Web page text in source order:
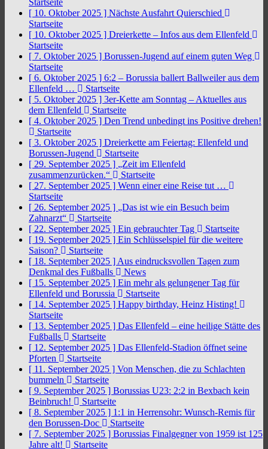
Startseite
[ 10. Oktober 2025 ] Nächste Ausfahrt Quierschied
Startseite
[ 10. Oktober 2025 ] Dreierkette – Infos aus dem Ellenfeld
Startseite
[ 7. Oktober 2025 ] Borussen-Jugend auf einem guten Weg
Startseite
[ 6. Oktober 2025 ] 6:2 – Borussia ballert Ballweiler aus dem
Ellenfeld …
Startseite
[ 5. Oktober 2025 ] 3er-Kette am Sonntag – Aktuelles aus
dem Ellenfeld
Startseite
[ 4. Oktober 2025 ] Den Trend unbedingt ins Positive drehen!
Startseite
[ 3. Oktober 2025 ] Dreierkette am Feiertag: Ellenfeld und
Borussen-Jugend
Startseite
[ 29. September 2025 ] „Zeit im Ellenfeld
zusammenzurücken.“
Startseite
[ 27. September 2025 ] Wenn einer eine Reise tut …
Startseite
[ 26. September 2025 ] „Das ist wie ein Besuch beim
Zahnarzt“
Startseite
[ 22. September 2025 ] Ein gebrauchter Tag
Startseite
[ 19. September 2025 ] Ein Schlüsselspiel für die weitere
Saison?
Startseite
[ 18. September 2025 ] Aus eindrucksvollen Tagen zum
Denkmal des Fußballs
News
[ 15. September 2025 ] Ein mehr als gelungener Tag für
Ellenfeld und Borussia
Startseite
[ 14. September 2025 ] Happy birthday, Heinz Histing!
Startseite
[ 13. September 2025 ] Das Ellenfeld – eine heilige Stätte des
Fußballs
Startseite
[ 12. September 2025 ] Das Ellenfeld-Stadion öffnet seine
Pforten
Startseite
[ 11. September 2025 ] Von Menschen, die zu Schlachten
bummeln
Startseite
[ 9. September 2025 ] Borussias U23: 2:2 in Bexbach kein
Beinbruch!
Startseite
[ 8. September 2025 ] 1:1 in Herrensohr: Wunsch-Remis für
den Borussen-Doc
Startseite
[ 7. September 2025 ] Borussias Finalgegner von 1959 ist 125
Jahre alt!
Startseite